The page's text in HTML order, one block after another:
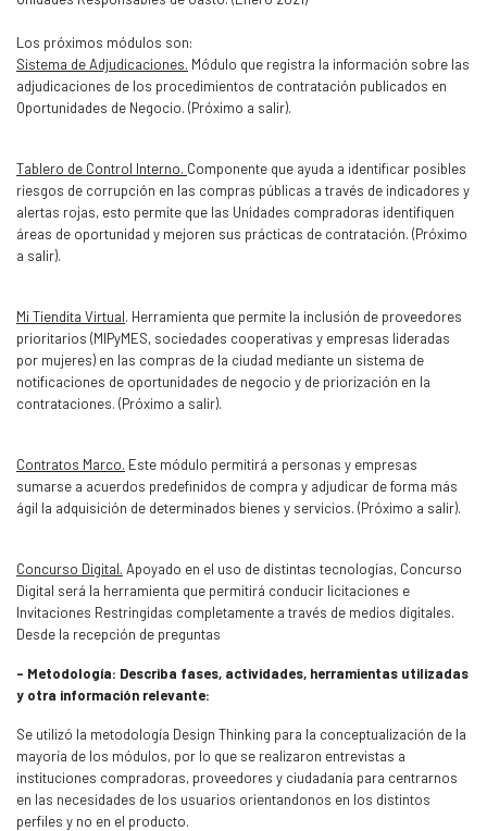
Los próximos módulos son:
Sistema de Adjudicaciones. Módulo que registra la información sobre las
adjudicaciones de los procedimientos de contratación publicados en
Oportunidades de Negocio. (Próximo a salir).
Tablero de Control Interno. Componente que ayuda a identificar posibles
riesgos de corrupción en las compras públicas a través de indicadores y
alertas rojas, esto permite que las Unidades compradoras identifiquen
áreas de oportunidad y mejoren sus prácticas de contratación. (Próximo
a salir).
Mi Tiendita Virtual. Herramienta que permite la inclusión de proveedores
prioritarios (MIPyMES, sociedades cooperativas y empresas lideradas
por mujeres) en las compras de la ciudad mediante un sistema de
notificaciones de oportunidades de negocio y de priorización en la
contrataciones. (Próximo a salir).
Contratos Marco. Este módulo permitirá a personas y empresas
sumarse a acuerdos predefinidos de compra y adjudicar de forma más
ágil la adquisición de determinados bienes y servicios. (Próximo a salir).
Concurso Digital. Apoyado en el uso de distintas tecnologías, Concurso
Digital será la herramienta que permitirá conducir licitaciones e
Invitaciones Restringidas completamente a través de medios digitales.
Desde la recepción de preguntas
- Metodología: Describa fases, actividades, herramientas utilizadas
y otra información relevante:
Se utilizó la metodología Design Thinking para la conceptualización de la
mayoría de los módulos, por lo que se realizaron entrevistas a
instituciones compradoras, proveedores y ciudadanía para centrarnos
en las necesidades de los usuarios orientandonos en los distintos
perfiles y no en el producto.